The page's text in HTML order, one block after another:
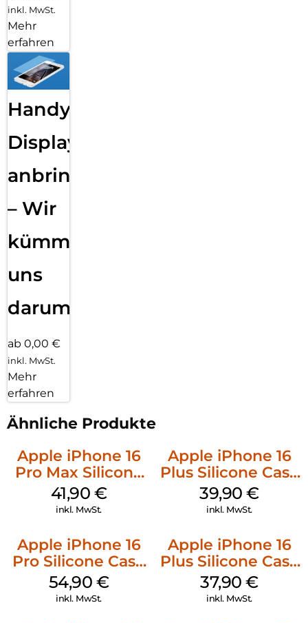
inkl. MwSt.
Mehr
erfahren
Handy
Displayfolie
anbringen
– Wir
kümmern
uns
darum!
ab 0,00 €
inkl. MwSt.
Mehr
erfahren
Ähnliche Produkte
Apple iPhone 16
Pro Max Silicone
Case MagSafe
Ultramarine
41,90 €
inkl. MwSt.
Apple iPhone 16
Plus Silicone Case
MagSafe Plum
39,90€
inkl. MwSt.
Apple iPhone 16
Pro Silicone Case
MagSafe Black
54,90 €
inkl. MwSt.
Apple iPhone 16
Plus Silicone Case
MagSafe Lake
Green
37,90€
inkl. MwSt.